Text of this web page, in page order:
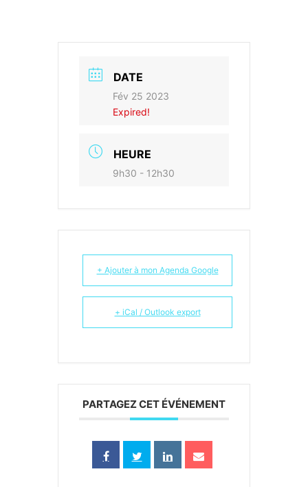
DATE
Fév 25 2023
Expired!
HEURE
9h30 - 12h30
+ Ajouter à mon Agenda Google
+ iCal / Outlook export
PARTAGEZ CET ÉVÉNEMENT